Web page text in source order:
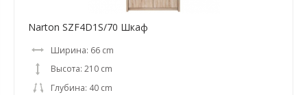
Narton SZF4D1S/70 Шкаф
Ширина: 66 cm
Высота: 210 cm
Глубина: 40 cm